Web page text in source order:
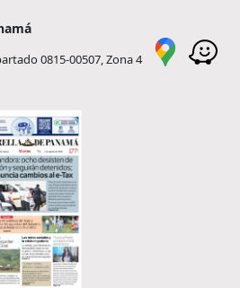
0815-00507, Zona 4